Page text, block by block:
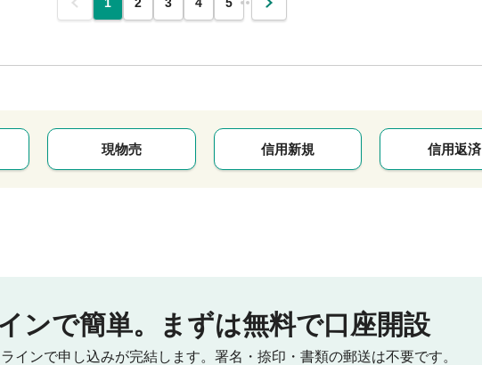
現物売 信用新規 信用返済
ンで簡単。 まずは無料で口座開設
インで申し込みが完結します。 署名・捺印・書類の郵送は不要です。